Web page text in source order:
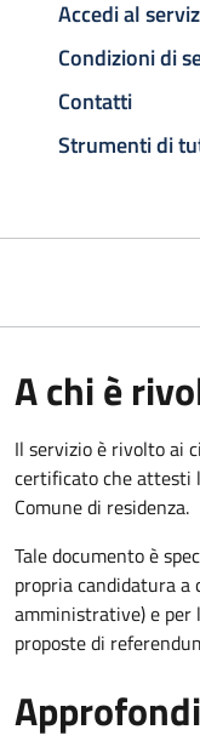
Accedi al
Condizioni di
Contatti
Strumenti di
A chi è
Il servizio è rivolto ai
certificato che attesti
Comune di residenza.
Tale documento è
propria candidatura
amministrative) e per
proposte di